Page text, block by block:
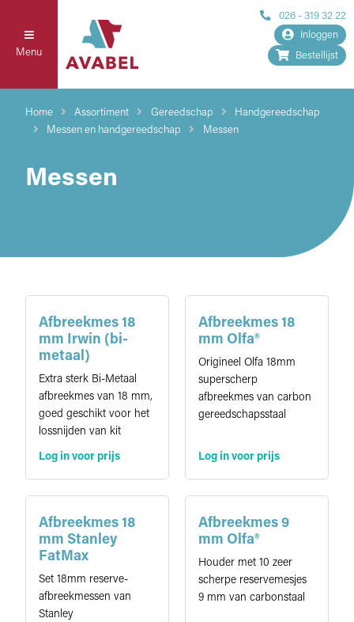
Menu
026 - 319 32 22
Inloggen
Bestellijst
Home Assortiment Gereedschap
Handgereedschap
Messen en handgereedschap
Messen
Messen
Afbreekmes 18
mm Irwin (bi-
metaal)
Extra sterk Bi-Metaal
afbreekmes van 18 mm,
goed geschikt voor het
lossnijden van kit
Log in voor prijs
Afbreekmes 18
mm Olfa®
Origineel Olfa 18mm
superscherp
afbreekmes van carbon
gereedschapsstaal
Log in voor prijs
Afbreekmes 18
mm Stanley
FatMax
Set 18mm reserve-
afbreekmessen van
Stanley
Afbreekmes 9
mm Olfa®
Houder met 10 zeer
scherpe reservemesjes
9 mm van carbonstaal